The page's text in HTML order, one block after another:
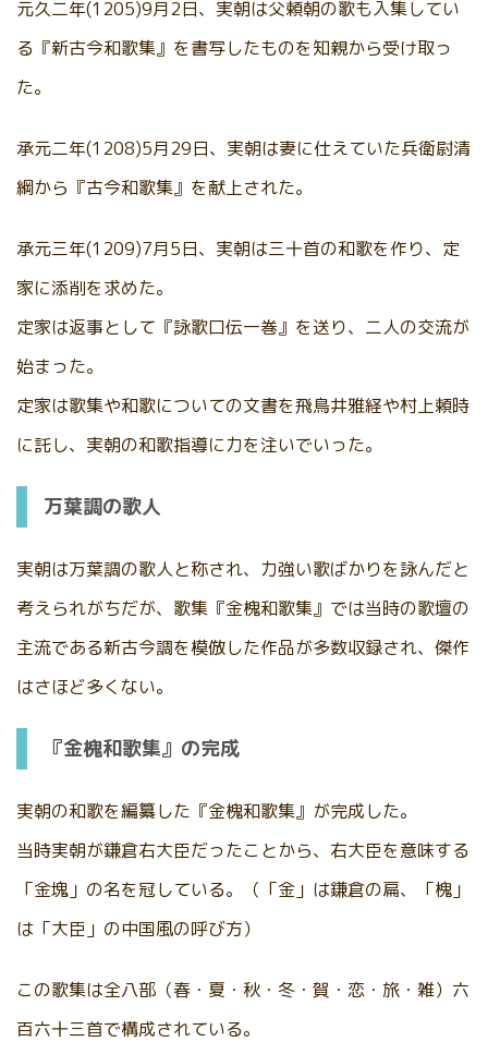
元久二年(1205)9月2日、実朝は父頼朝の歌も入集してい
る『新古今和歌集』を書写したものを知親から受け取っ
た。
承元二年(1208)5月29日、実朝は妻に仕えていた兵衛尉清
綱から『古今和歌集』を献上された。
承元三年(1209)7月5日、実朝は三十首の和歌を作り、定
家に添削を求めた。
定家は返事として『詠歌口伝一巻』を送り、二人の交流が
始まった。
定家は歌集や和歌についての文書を飛鳥井雅経や村上頼時
に託し、実朝の和歌指導に力を注いでいった。
万葉調の歌人
実朝は万葉調の歌人と称され、力強い歌ばかりを詠んだと
考えられがちだが、歌集『金槐和歌集』では当時の歌壇の
主流である新古今調を模倣した作品が多数収録され、傑作
はさほど多くない。
『金槐和歌集』の完成
実朝の和歌を編纂した『金槐和歌集』が完成した。
当時実朝が鎌倉右大臣だったことから、右大臣を意味する
「金塊」の名を冠している。（「金」は鎌倉の扁、「槐」
は「大臣」の中国風の呼び方）
この歌集は全八部（春・夏・秋・冬・賀・恋・旅・雑）六
百六十三首で構成されている。